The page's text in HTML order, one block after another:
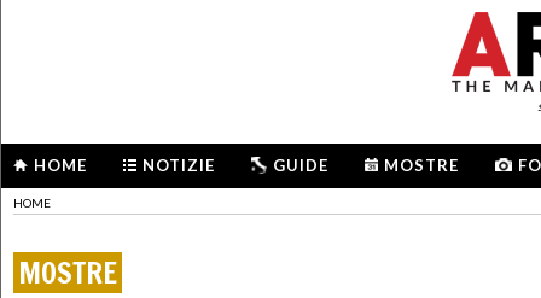
HOME NOTIZIE GUIDE MOSTRE
HOME
MOSTRE